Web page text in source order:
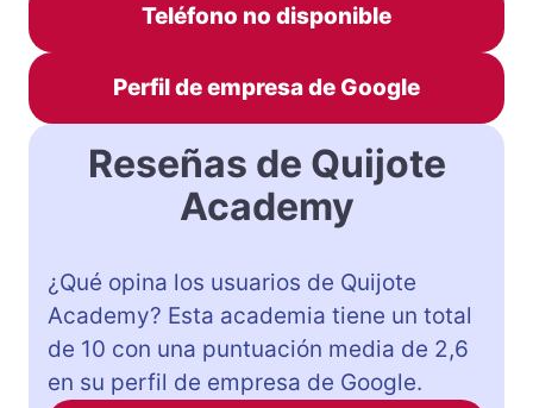
Teléfono no disponible
Perfil de empresa de Google
Reseñas de Quijote
Academy
¿Qué opina los usuarios de Quijote
Academy? Esta academia tiene un total
de 10 con una puntuación media de 2,6
en su perfil de empresa de Google.